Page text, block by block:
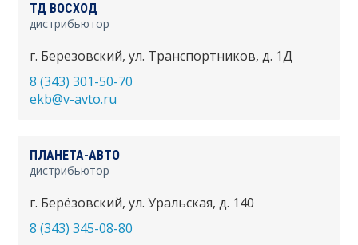
ТД ВОСХОД
г. Березовский, ул. Транспортников, д. 1Д
8 (343) 301-50-70
ekb@v-avto.ru
дистрибьютор
ПЛАНЕТА-АВТО
г. Берёзовский, ул. Уральская, д. 140
8 (343) 345-08-80
дистрибьютор